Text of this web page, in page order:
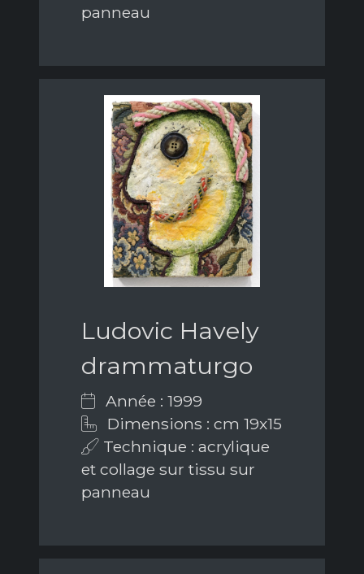
panneau
Ludovic Havely
drammaturgo
Année : 1999
Dimensions : cm 19x15
Technique : acrylique
et collage sur tissu sur
panneau